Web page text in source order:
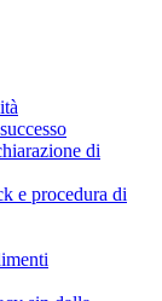
di
e procedura di